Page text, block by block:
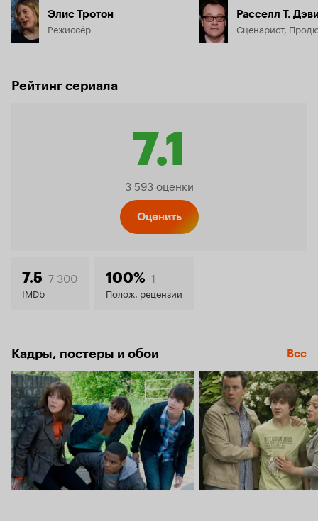
Элис Тротон
Режиссёр
Расселл Т.
Сценарист,
Рейтинг сериала
7.1
7.1
3 593 оценки
Оценить
7.5 7 300
IMDb
100% 1
Полож. рецензии
Кадры, постеры и обои Все